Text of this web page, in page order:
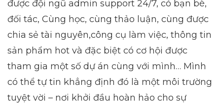
được đội ngũ admin support 24/7, có bạn bè,
đối tác, Cùng học, cùng thảo luận, cùng được
chia sẻ tài nguyên,công cụ làm việc, thông tin
sản phẩm hot và đặc biệt có cơ hội được
tham gia một số dự án cùng với mình… Mình
có thể tự tin khẳng định đó là một môi trường
tuyệt vời – nơi khởi đầu hoàn hảo cho sự